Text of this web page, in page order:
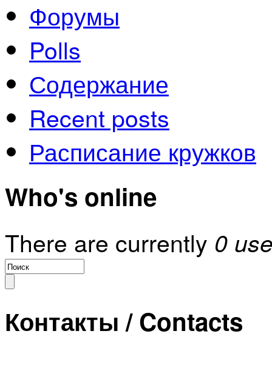
Форумы
Polls
Содержание
Recent posts
Расписание кружков
Who's online
There are currently 0
Контакты / Contacts